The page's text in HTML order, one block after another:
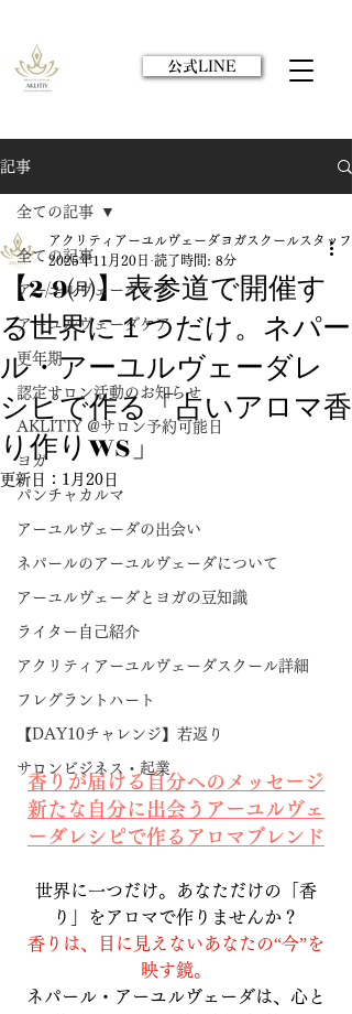
公式LINE
記事
全ての記事
アーユルヴェーダケア
アーユルヴェーダケア
更年期
認定サロン活動のお知らせ
AKLITIY @サロン予約可能日
ヨガ
パンチャカルマ
アーユルヴェーダの出会い
ネパールのアーユルヴェーダについて
アーユルヴェーダとヨガの豆知識
ライター自己紹介
アクリティアーユルヴェーダスクール詳細
フレグラントハート
【DAY10チャレンジ】若返り
サロンビジネス・起業
全ての記事
【2/9㈪】表参道で開催す
る世界に１つだけ。ネパー
ル・アーユルヴェーダレ
シピで作る「占いアロマ香
り作りWS」
アクリティアーユルヴェーダヨガスクールスタッフ
2025年11月20日 読了時間: 8分
更新日： 1月20日
香りが届ける自分へのメッセージ
新たな自分に出会うアーユルヴェ
ーダレシピで作るアロマブレンド
世界に一つだけ。あなただけの「香
り」をアロマで作りませんか？
香りは、目に見えないあなたの“今”を
映す鏡。
ネパール・アーユルヴェーダは、心と